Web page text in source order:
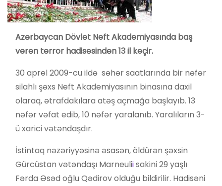
Azərbaycan Dövlət Neft Akademiyasında baş
verən terror hadisəsindən 13 il keçir.
30 aprel 2009-cu ildə səhər saatlarında bir nəfər
silahlı şəxs Neft Akademiyasının binasına daxil
olaraq, ətrafdakılara atəş açmağa başlayıb. 13
nəfər vəfat edib, 10 nəfər yaralanıb. Yaralıların 3-
ü xarici vətəndaşdır.
İstintaq nəzəriyyəsinə əsasən, öldürən şəxsin
Gürcüstan vətəndaşı Marneuliisakini 29 yaşlı
Fərda Əsəd oğlu Qədirov olduğu bildirilir. Hadisəni